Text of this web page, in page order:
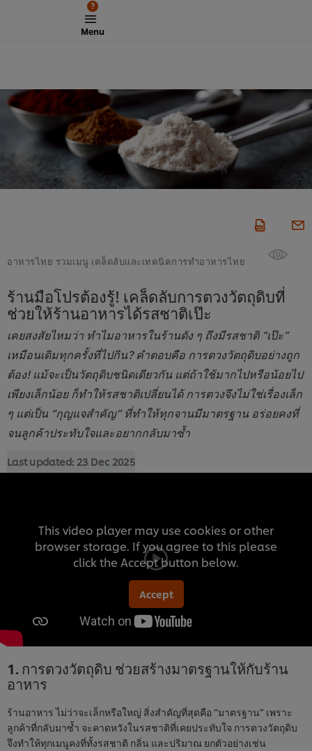
Menu
?
อาหารไทย รวมเมนู เคล็ดลับและเทคนิคการทำอาหารไทย
ร้านมือโปรต้องรู้! เคล็ดลับการตวงวัตถุดิบที่
ช่วยให้ร้านอาหารได้รสชาติเป๊ะ
เคยสงสัยไหมว่า ทำไมอาหารในร้านดัง ๆ ถึงมีรสชาติ “เป๊ะ”
เหมือนเดิมทุกครั้งที่ไปกิน? คำตอบคือ การตวงวัตถุดิบอย่างถูก
ต้อง! แม้จะเป็นวัตถุดิบชนิดเดียวกัน แต่ถ้าใช้มากไปหรือน้อยไป
เพียงเล็กน้อย ก็ทำให้รสชาติเปลี่ยนได้ การตวงจึงไม่ใช่เรื่องเล็ก
ๆ แต่เป็น “กุญแจสำคัญ” ที่ทำให้ทุกจานมีมาตรฐาน อร่อยคงที่
จนลูกค้าประทับใจและอยากกลับมาซ้ำ
Last updated: 23 Dec 2025
This video player may use cookies or other
browser storage. If you agree to this please
click the Accept button below.
Accept
1. การตวงวัตถุดิบ ช่วยสร้างมาตรฐานให้กับร้าน
อาหาร
ร้านอาหาร ไม่ว่าจะเล็กหรือใหญ่ สิ่งสำคัญที่สุดคือ “มาตรฐาน” เพราะ
ลูกค้าที่กลับมาซ้ำ จะคาดหวังในรสชาติที่เคยประทับใจ การตวงวัตถุดิบ
จึงทำให้ทุกเมนูคงที่ทั้งรสชาติ กลิ่น และปริมาณ ยกตัวอย่างเช่น